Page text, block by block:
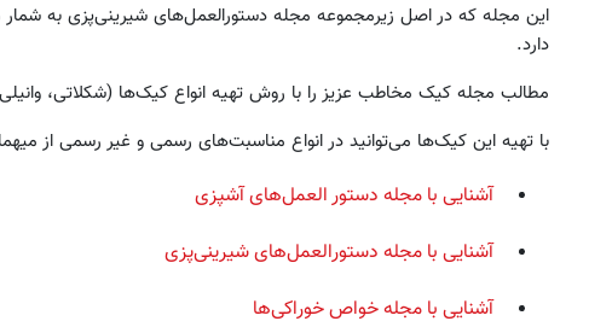
این مجله که در اصل زیرمجموعه مجله دستورالعمل‌های شیرینی‌پزی به
دارد.
مطالب مجله کیک مخاطب عزیز را با روش تهیه انواع کیک‌ها (شکلاتی،
با تهیه این کیک‌ها می‌توانید در انواع مناسبت‌های رسمی و غیر رسمی از
آشنایی با مجله دستور العمل‌های آشپزی
آشنایی با مجله دستورالعمل‌های شیرینی‌پزی
آشنایی با مجله خواص خوراکی‌ها
جهانی با پودر جلبک7 کیلو لاغر شو
تخفیف ویژه!
میسوزونی🧨